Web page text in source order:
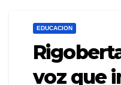
EDUCACION
voz que